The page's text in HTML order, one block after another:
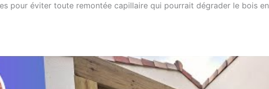
pour éviter toute remontée capillaire qui pourrait dégrader le bois en